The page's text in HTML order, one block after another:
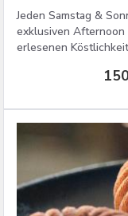
Jeden Samstag &
exklusiven Afternoon
erlesenen